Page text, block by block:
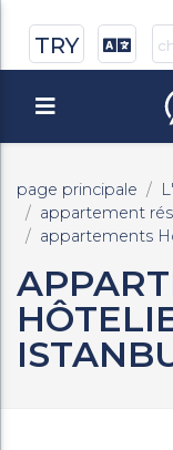
TRY
page principale
appartement
appartements